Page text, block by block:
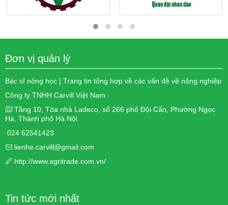
Đơn vị quản lý
Bác sĩ nông học | Trang tin tổng hợp về các vấn đề về nông nghiệp
Công ty TNHH Carvill Việt Nam
Tầng 10, Tòa nhà Ladeco, số 266 phố Đội Cấn, Phường Ngọc
Hà, Thành phố Hà Nội
024 62541423
lienhe.carvill@gmail.com
http://www.agritrade.com.vn/
Tin tức mới nhất